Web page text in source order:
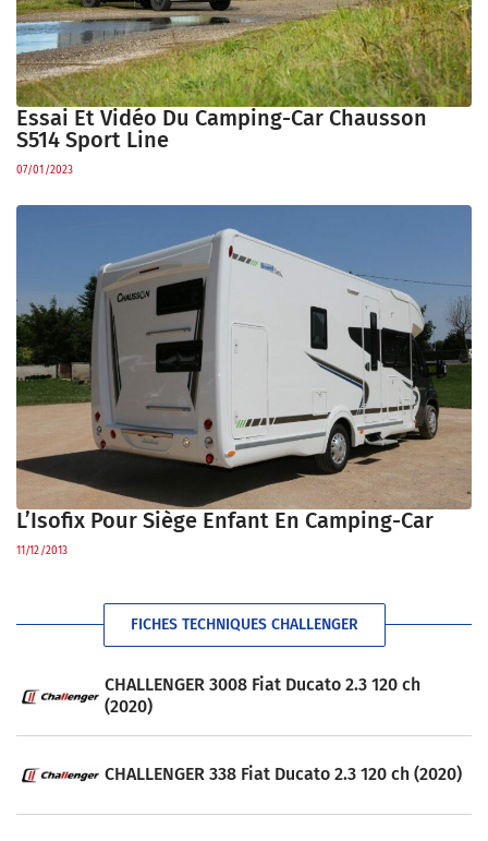
Essai Et Vidéo Du Camping-Car Chausson
S514 Sport Line
07/01/2023
L’Isofix Pour Siège Enfant En Camping-Car
11/12/2013
FICHES TECHNIQUES CHALLENGER
CHALLENGER 3008 Fiat Ducato 2.3 120 ch
(2020)
CHALLENGER 338 Fiat Ducato 2.3 120 ch (2020)